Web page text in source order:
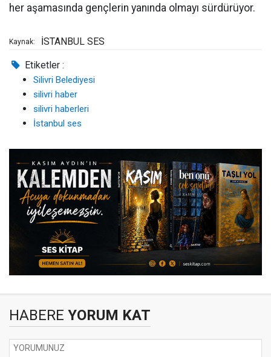
her aşamasında gençlerin yanında olmayı sürdürüyor.
Kaynak: İSTANBUL SES
Etiketler :
Silivri Belediyesi
silivri haber
silivri haberleri
İstanbul ses
HABERE YORUM KAT